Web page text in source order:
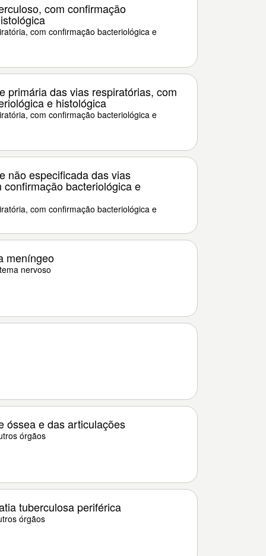
com confirmação
com confirmação bacteriológica e
primária das vias respiratórias, com
e histológica
com confirmação bacteriológica e
não especificada das vias
bacteriológica e
com confirmação bacteriológica e
meníngeo
nervoso
óssea e das articulações
órgãos
tuberculosa periférica
órgãos